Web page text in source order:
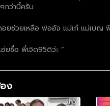
กว่านี้ครับ
ยช่วยเหลือ พ่ออัจ แม่เก๋ แม่เบญ
อ่ยชื่อ พี่เจิด95ดิว่ะ ”
ง